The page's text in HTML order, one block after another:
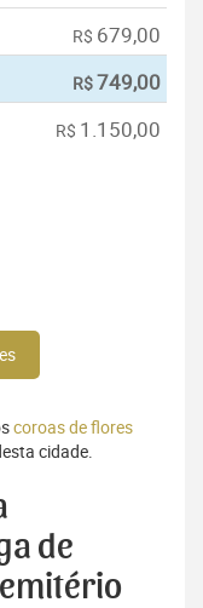
R$ 679,00
R$749,00
R$ 1.150,00
coroas de flores
cidade.
de